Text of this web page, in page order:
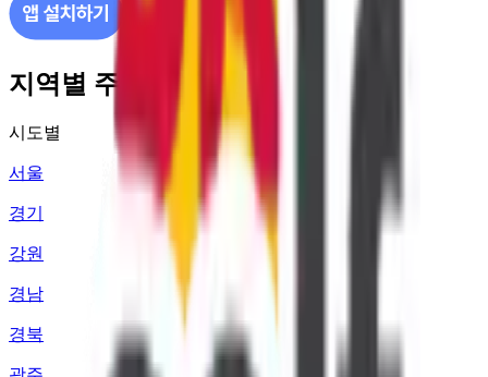
지역별 주유소 가격 정보
시도별
서울
경기
강원
경남
경북